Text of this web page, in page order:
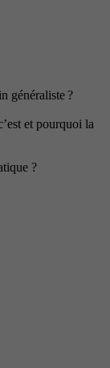
généraliste ?
et pourquoi la
?